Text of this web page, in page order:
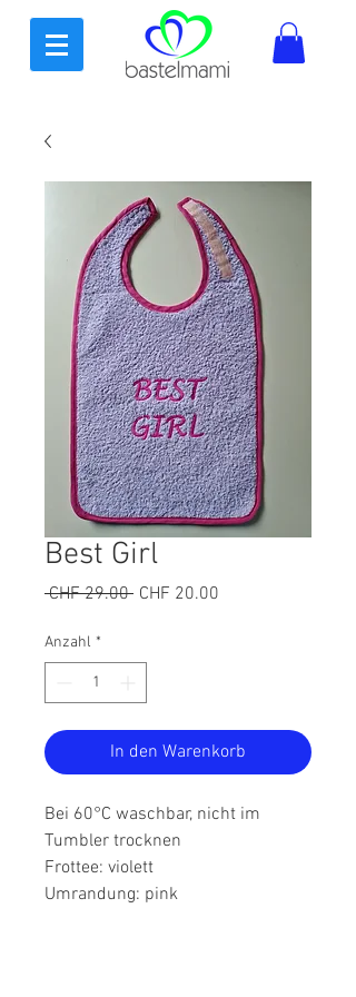
Best Girl
CHF 29.00 Standardpreis
CHF 20.00
Anzahl *
In den Warenkorb
Bei 60°C waschbar, nicht im
Tumbler trocknen
Frottee: violett
Umrandung: pink